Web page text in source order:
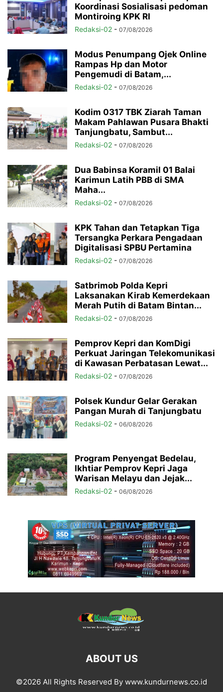
Koordinasi Sosialisasi pedoman
Montiroing KPK RI
Redaksi-02 - 07/08/2026
Modus Penumpang Ojek Online
Rampas Hp dan Motor
Pengemudi di Batam,...
Redaksi-02 - 07/08/2026
Kodim 0317 TBK Ziarah Taman
Makam Pahlawan Pusara Bhakti
Tanjungbatu, Sambut...
Redaksi-02 - 07/08/2026
Dua Babinsa Koramil 01 Balai
Karimun Latih PBB di SMA
Maha...
Redaksi-02 - 07/08/2026
KPK Tahan dan Tetapkan Tiga
Tersangka Perkara Pengadaan
Digitalisasi SPBU Pertamina
Redaksi-02 - 07/08/2026
Satbrimob Polda Kepri
Laksanakan Kirab Kemerdekaan
Merah Putih di Batam Bintan...
Redaksi-02 - 07/08/2026
Pemprov Kepri dan KomDigi
Perkuat Jaringan Telekomunikasi
di Kawasan Perbatasan Lewat...
Redaksi-02 - 07/08/2026
Polsek Kundur Gelar Gerakan
Pangan Murah di Tanjungbatu
Redaksi-02 - 06/08/2026
Program Penyengat Bedelau,
Ikhtiar Pemprov Kepri Jaga
Warisan Melayu dan Jejak...
Redaksi-02 - 06/08/2026
ABOUT US
©2026 All Rights Reserved By www.kundurnews.co.id